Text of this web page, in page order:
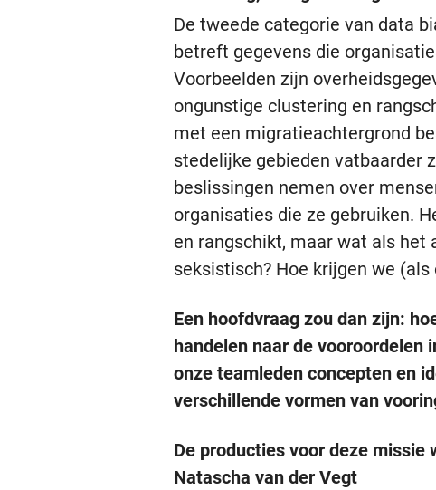
De tweede categorie van data
betreft gegevens die
Voorbeelden zijn
ongunstige clustering en
met een migratieachtergrond
stedelijke gebieden vatbaarder
beslissingen nemen over
organisaties die ze gebruiken.
en rangschikt, maar wat als
seksistisch? Hoe krijgen we
Een hoofdvraag zou dan zijn:
handelen naar de vooroordelen
onze teamleden concepten en
verschillende vormen van
De producties voor deze
Natascha van der Vegt